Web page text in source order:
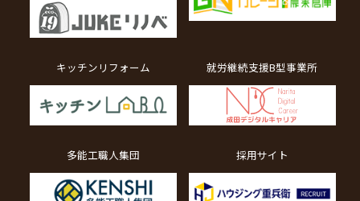
キッチンリフォーム 就労継続支援B型事業所
多能工職人集団 採用サイト